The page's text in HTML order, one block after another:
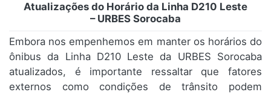
Atualizações do Horário da Linha D210 Leste
– URBES Sorocaba
Embora nos empenhemos em manter os horários do
ônibus da Linha D210 Leste da URBES Sorocaba
atualizados, é importante ressaltar que fatores
externos como condições de trânsito podem